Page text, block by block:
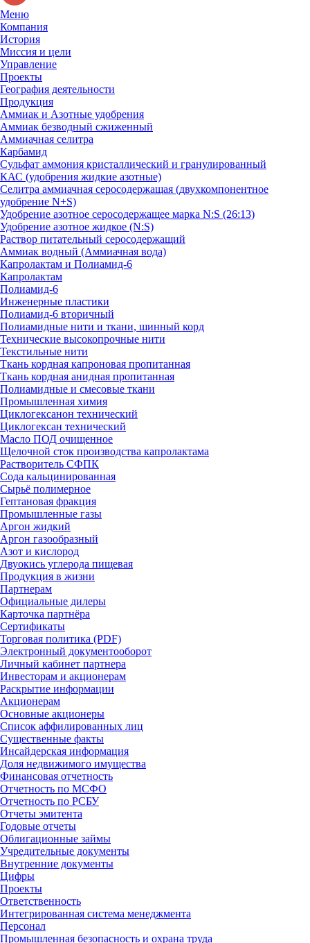
Меню
Компания
История
Миссия и цели
Управление
Проекты
География деятельности
Продукция
Аммиак и Азотные удобрения
Аммиак безводный сжиженный
Аммиачная селитра
Карбамид
Сульфат аммония кристаллический и гранулированный
КАС (удобрения жидкие азотные)
Селитра аммиачная серосодержащая (двухкомпонентное
удобрение N+S)
Удобрение азотное серосодержащее марка N:S (26:13)
Удобрение азотное жидкое (N:S)
Раствор питательный серосодержащий
Аммиак водный (Аммиачная вода)
Капролактам и Полиамид-6
Капролактам
Полиамид-6
Инженерные пластики
Полиамид-6 вторичный
Полиамидные нити и ткани, шинный корд
Технические высокопрочные нити
Текстильные нити
Ткань кордная капроновая пропитанная
Ткань кордная анидная пропитанная
Полиамидные и смесовые ткани
Промышленная химия
Циклогексанон технический
Циклогексан технический
Масло ПОД очищенное
Щелочной сток производства капролактама
Растворитель СФПК
Сода кальцинированная
Сырьё полимерное
Гептановая фракция
Промышленные газы
Аргон жидкий
Аргон газообразный
Азот и кислород
Двуокись углерода пищевая
Продукция в жизни
Партнерам
Официальные дилеры
Карточка партнёра
Сертификаты
Торговая политика (PDF)
Электронный документооборот
Личный кабинет партнера
Инвесторам и акционерам
Раскрытие информации
Акционерам
Основные акционеры
Список аффилированных лиц
Существенные факты
Инсайдерская информация
Доля недвижимого имущества
Финансовая отчетность
Отчетность по МСФО
Отчетность по РСБУ
Отчеты эмитента
Годовые отчеты
Облигационные займы
Учредительные документы
Внутренние документы
Цифры
Проекты
Ответственность
Интегрированная система менеджмента
Персонал
Промышленная безопасность и охрана труда